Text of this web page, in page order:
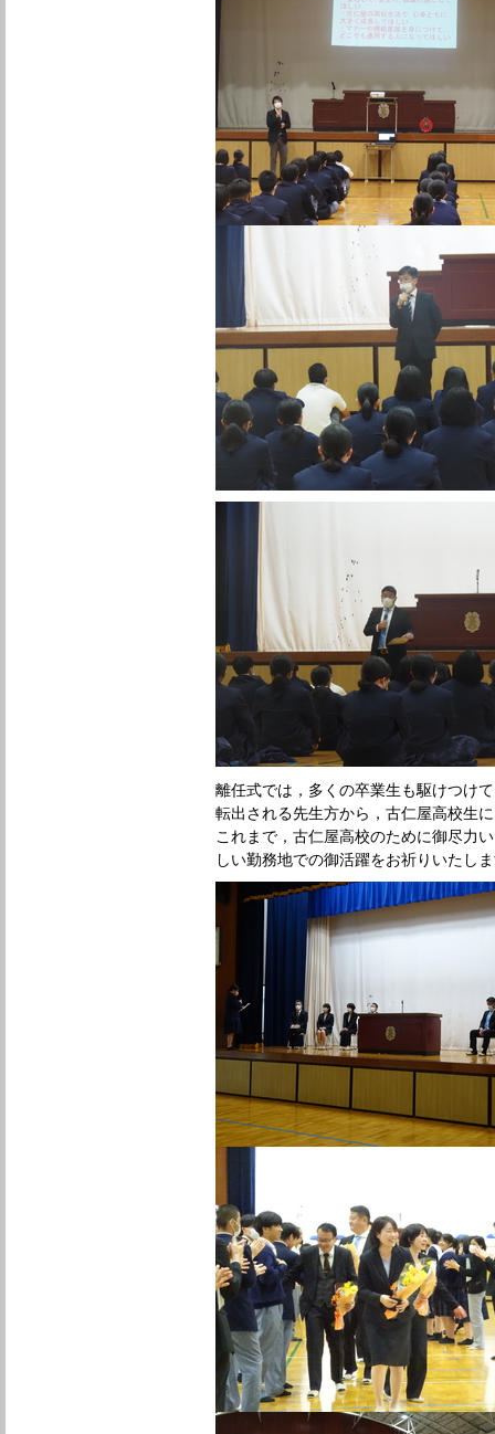
離任式では，多くの卒業生も駆けつけ
転出される先生方から，古仁屋高校生
これまで，古仁屋高校のために御尽力
しい勤務地での御活躍をお祈りいたし